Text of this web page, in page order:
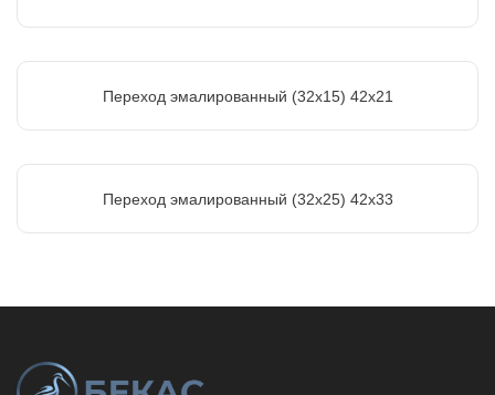
Переход эмалированный (32х15) 42х21
Переход эмалированный (32х25) 42х33